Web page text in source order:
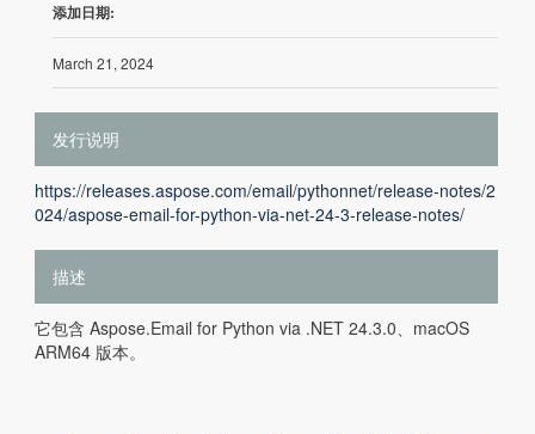
添加日期:
March 21, 2024
发行说明
https://releases.aspose.com/email/pythonnet/release-notes/2
024/aspose-email-for-python-via-net-24-3-release-notes/
描述
它包含 Aspose.Email for Python via .NET 24.3.0、macOS
ARM64 版本。